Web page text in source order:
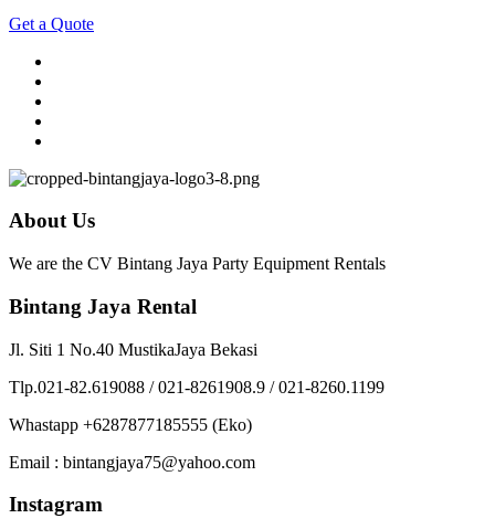
Get a Quote
About Us
We are the CV Bintang Jaya Party Equipment Rentals
Bintang Jaya Rental
Jl. Siti 1 No.40 MustikaJaya Bekasi
Tlp.021-82.619088 / 021-8261908.9 / 021-8260.1199
Whastapp +6287877185555 (Eko)
Email : bintangjaya75@yahoo.com
Instagram